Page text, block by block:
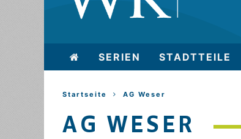
SERIEN STADTTEILE
Startseite AG Weser
AG WESER